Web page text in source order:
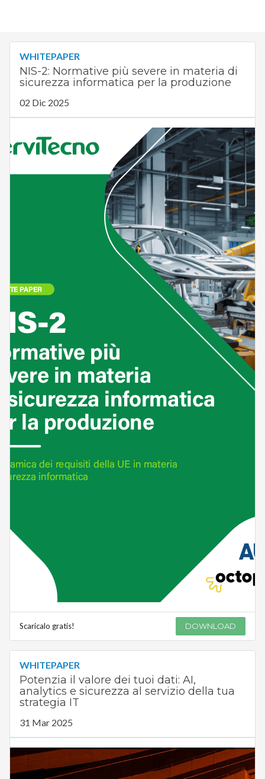
WHITEPAPER
NIS-2: Normative più severe in materia di
sicurezza informatica per la produzione
02 Dic 2025
Scaricalo gratis! DOWNLOAD
WHITEPAPER
Potenzia il valore dei tuoi dati: AI,
analytics e sicurezza al servizio della tua
strategia IT
31 Mar 2025